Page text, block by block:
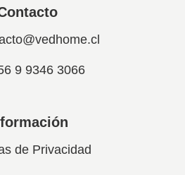
9 9346 3066
de Privacidad